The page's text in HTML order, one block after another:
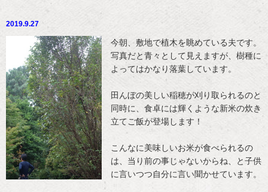
2019.9.27
今朝、敷地で植木を眺めている夫です。
写真だと青々として見えますが、樹種に
よってはかなり落葉しています。
田んぼの美しい稲穂が刈り取られるのと
同時に、食卓には輝くような新米の炊き
立てご飯が登場します！
こんなに美味しいお米が食べられるの
は、当り前の事じゃないからね、と子供
に言いつつ自分に言い聞かせています。